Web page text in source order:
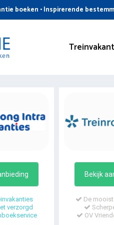
boeken • Inspirerende
verzorgd
Bekijk
De
OV